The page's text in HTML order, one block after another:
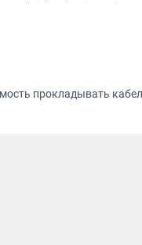
прокладывать